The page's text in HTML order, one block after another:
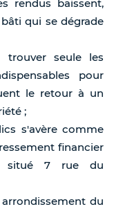
rendus baissent,
qui se dégrade
seule les
pour
le retour à un
;
s'avère comme
financier
situé 7 rue du
du